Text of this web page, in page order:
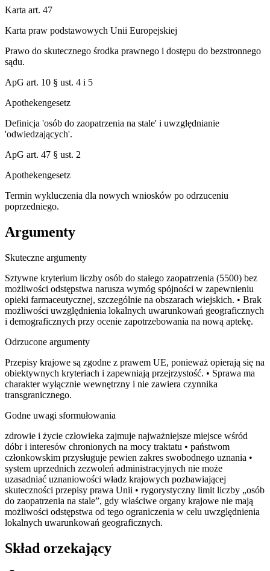
Karta art. 47
Karta praw podstawowych Unii Europejskiej
Prawo do skutecznego środka prawnego i dostępu do bezstronnego
sądu.
ApG art. 10 § ust. 4 i 5
Apothekengesetz
Definicja 'osób do zaopatrzenia na stale' i uwzględnianie
'odwiedzających'.
ApG art. 47 § ust. 2
Apothekengesetz
Termin wykluczenia dla nowych wniosków po odrzuceniu
poprzedniego.
Argumenty
Skuteczne argumenty
Sztywne kryterium liczby osób do stałego zaopatrzenia (5500) bez
możliwości odstępstwa narusza wymóg spójności w zapewnieniu
opieki farmaceutycznej, szczególnie na obszarach wiejskich. • Brak
możliwości uwzględnienia lokalnych uwarunkowań geograficznych
i demograficznych przy ocenie zapotrzebowania na nową aptekę.
Odrzucone argumenty
Przepisy krajowe są zgodne z prawem UE, ponieważ opierają się na
obiektywnych kryteriach i zapewniają przejrzystość. • Sprawa ma
charakter wyłącznie wewnętrzny i nie zawiera czynnika
transgranicznego.
Godne uwagi sformułowania
zdrowie i życie człowieka zajmuje najważniejsze miejsce wśród
dóbr i interesów chronionych na mocy traktatu • państwom
członkowskim przysługuje pewien zakres swobodnego uznania •
system uprzednich zezwoleń administracyjnych nie może
uzasadniać uznaniowości władz krajowych pozbawiającej
skuteczności przepisy prawa Unii • rygorystyczny limit liczby „osób
do zaopatrzenia na stale”, gdy właściwe organy krajowe nie mają
możliwości odstępstwa od tego ograniczenia w celu uwzględnienia
lokalnych uwarunkowań geograficznych.
Skład orzekający